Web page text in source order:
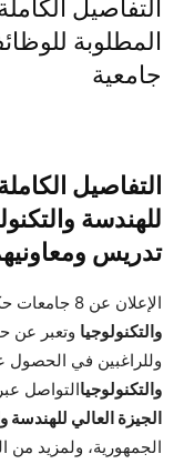
التفاصيل
المطلوبة
جامعية
التفاصيل
للهندسة
تدريس
الإعلان عن 8 جامعات حكومية وخاصة.
والتكنولوجيا وتعبر عن
وللراغبين في
والتكنولوجياالتواصل
الجيزة العالي للهندسة
الجمهورية، ولمزيد من